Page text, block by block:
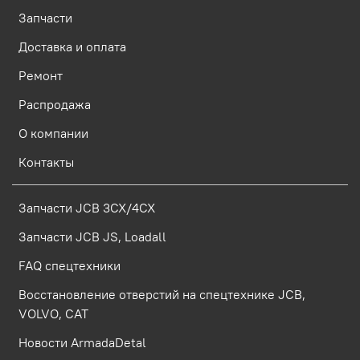
Запчасти
Доставка и оплата
Ремонт
Распродажа
О компании
Контакты
Запчасти JCB 3CX/4CX
Запчасти JCB JS, Loadall
FAQ спецтехники
Восстановление отверстий на спецтехнике JCB,
VOLVO, CAT
Новости ArmadaDetal